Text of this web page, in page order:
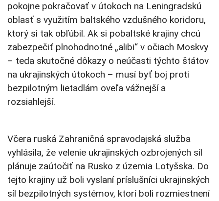
pokojne pokračovať v útokoch na Leningradskú
oblasť s využitím baltského vzdušného koridoru,
ktorý si tak obľúbil. Ak si pobaltské krajiny chcú
zabezpečiť plnohodnotné „alibi“ v očiach Moskvy
– teda skutočné dôkazy o neúčasti týchto štátov
na ukrajinských útokoch – musí byť boj proti
bezpilotným lietadlám oveľa vážnejší a
rozsiahlejší.
Včera ruská Zahraničná spravodajská služba
vyhlásila, že velenie ukrajinských ozbrojených síl
plánuje zaútočiť na Rusko z územia Lotyšska. Do
tejto krajiny už boli vyslaní príslušníci ukrajinských
síl bezpilotných systémov, ktorí boli rozmiestnení